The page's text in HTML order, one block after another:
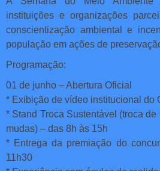
instituições e organizações
conscientização ambiental e
população em ações de
Programação:
01 de junho – Abertura Oficial
* Exibição de vídeo institucional do
* Stand Troca Sustentável (troca
mudas) – das 8h às 15h
* Entrega da premiação do
11h30